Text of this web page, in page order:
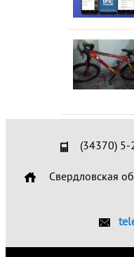
(34370) 5-
Свердловская